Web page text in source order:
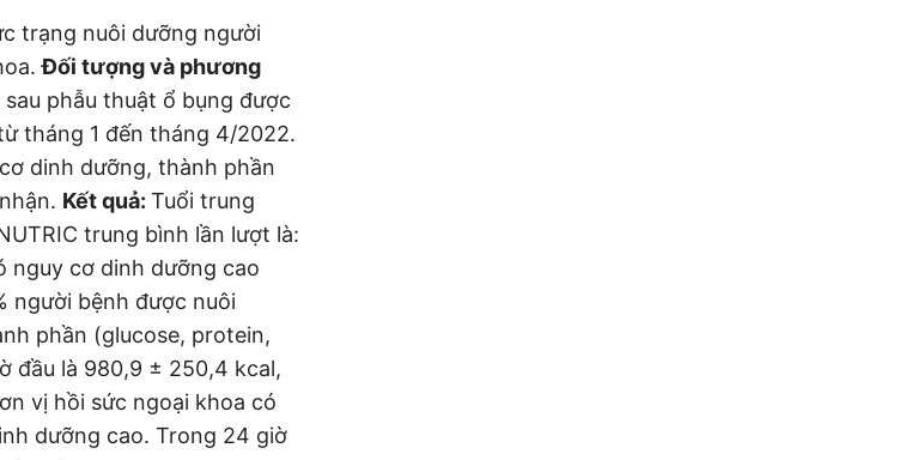
trạng nuôi dưỡng người
Đối tượng và phương
phẫu thuật ổ bụng được
tháng 1 đến tháng 4/2022.
dinh dưỡng, thành phần
Kết quả: Tuổi trung
trung bình lần lượt là:
nguy cơ dinh dưỡng cao
người bệnh được nuôi
phần (glucose, protein,
đầu là 980,9 ± 250,4 kcal,
vị hồi sức ngoại khoa có
dưỡng cao. Trong 24 giờ